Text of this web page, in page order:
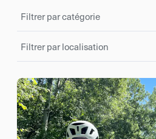
Filtrer par catégorie
Filtrer par localisation